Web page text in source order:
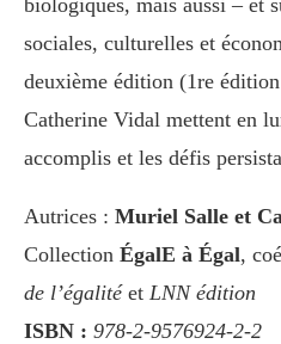
sociales, culturelles et
deuxième édition (1re
Catherine Vidal mettent en
accomplis et les défis
Autrices : Muriel Salle et
Collection ÉgalE à Égal,
de l’égalitéet LNN édition
ISBN : 978-2-9576924-2-2